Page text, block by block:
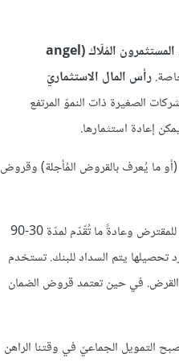
المستثمرون المُلّاك (angel
رأس المال الاستثماريّ
الصغيرة ذات النموّ المرتفع
إعادة استثمارها.
(أو ما يُعرف بالقروض المُأجلة) وقروض
التسهيلات الائتمانيّة هي اتّفاق غير رسميّ بين البنك والمقترض (الشركة). تعتمد القروض التجاريّة المباشرة على البيانات الماليّة للمقترض وعادةً ما تُقّدّم لمدّة 30-90
وبمجرد تحصيلها يتم السداد للبنك. تستخدم
القرض. في حين تعتمد قروض الضمان
التمويل الجماعيّ في وقتنا الراهن